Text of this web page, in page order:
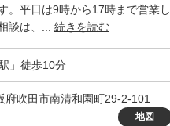
。平日は9時から17時まで営業し
談は、... 続きを読む
」徒歩10分
府吹田市南清和園町29-2-101
地図